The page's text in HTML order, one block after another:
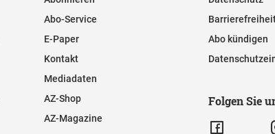
Abo-Service
E-Paper
Kontakt
Mediadaten
AZ-Shop
AZ-Magazine
Abo kündigen
Folgen Sie